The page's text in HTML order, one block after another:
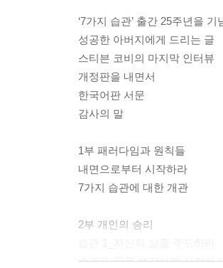
‘7가지 습관’ 출간 25주년을 기
성공한 아버지에게 드리는 글
스티븐 코비의 마지막 인터뷰
개정판을 내면서
한국어판 서문
감사의 말
1부 패러다임과 원칙들
내면으로부터 시작하라
7가지 습관에 대한 개관
2부 개인의 승리
습관 2_끝을 생각하며 시작하